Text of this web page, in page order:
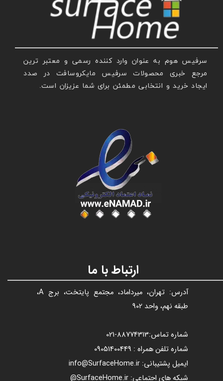
سرفیس هوم به عنوان وارد کننده رسمی و معتبر ترین
مرجع خبری محصولات سرفیس مایکروسافت در صدد
ایجاد خرید و انتخابی مطمئن برای شما عزیزان است.
عنوان با فونت تیتر
آدرس: تهران، میرداماد، مجتمع پایتخت، برج A،
طبقه نهم، واحد 902
شماره تماس:88774313​​​​​​​
-021​​​​​​​
شماره تلفن همراه : 09051400449
ایمیل پشتیبانی: info@SurfaceHome.ir
شبکه های اجتماعی: SurfaceHome.ir@
ارتباط با ما